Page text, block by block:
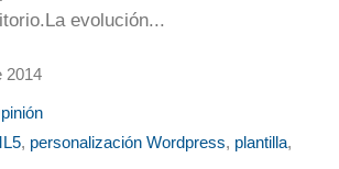
evolución...
2014
, personalización Wordpress, plantilla,